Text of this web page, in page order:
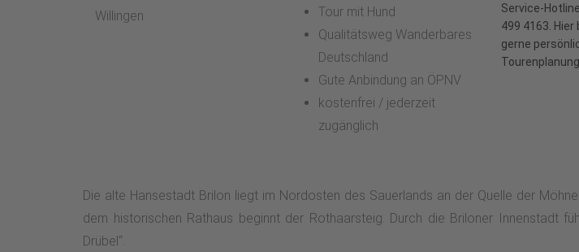
Willingen
Tour mit Hund
Qualitätsweg Wanderbares
Deutschland
Gute Anbindung an ÖPNV
kostenfrei / jederzeit
zugänglich
Service-
499 4163.
gerne
Tourenplanung
Die alte Hansestadt Brilon liegt im Nordosten des Sauerlands an der Quelle der
dem historischen Rathaus beginnt der Rothaarsteig. Durch die Briloner Innenstadt
Drübel“.